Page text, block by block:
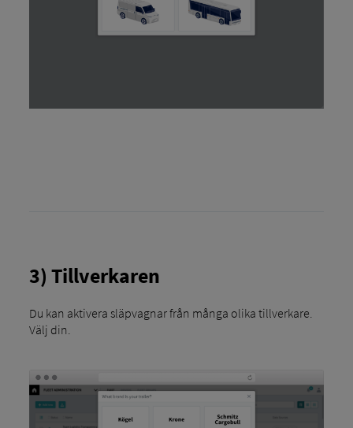
3) Tillverkaren
Du kan aktivera släpvagnar från många olika tillverkare.
Välj din.